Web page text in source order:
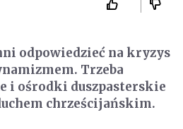
odpowiedzieć na kryzys
Trzeba
i ośrodki duszpasterskie
chrześcijańskim.